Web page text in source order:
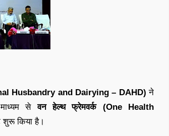
Husbandry and Dairying – DAHD) ने
सेवन हेल्थ फ्रेमवर्क (One Health
शुरू किया है।